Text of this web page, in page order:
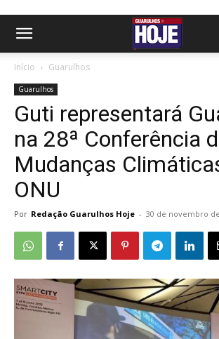
Início Guarulhos
Guarulhos
Guti representará
na 28ª Conferência
Mudanças
ONU
Por Redação Guarulhos Hoje - 30 de novembro